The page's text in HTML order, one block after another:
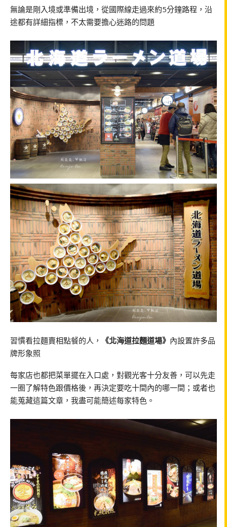
無論是剛入境或準備出境，從國際線走過來約5分鐘路程，沿
途都有詳細指標，不太需要擔心迷路的問題
習慣看拉麵賣相點餐的人， 《北海道拉麵道場》 內設置許多品
牌形象照
每家店也都把菜單擺在入口處，對觀光客十分友善，可以先走
一圈了解特色跟價格後，再決定要吃十間內的哪一間；或者也
能蒐藏這篇文章，我盡可能簡述每家特色。